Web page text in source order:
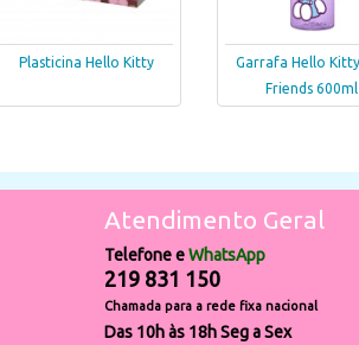
Plasticina Hello Kitty
Garrafa Hello
Friends 600ml
Atendimento Geral
Telefone eWhatsApp
219 831 150
Chamada para a rede fixa nacional
Das 10h às 18h Seg a Sex